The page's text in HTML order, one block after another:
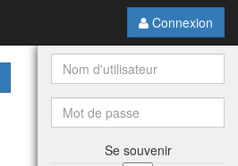
Connexion
Se souvenir